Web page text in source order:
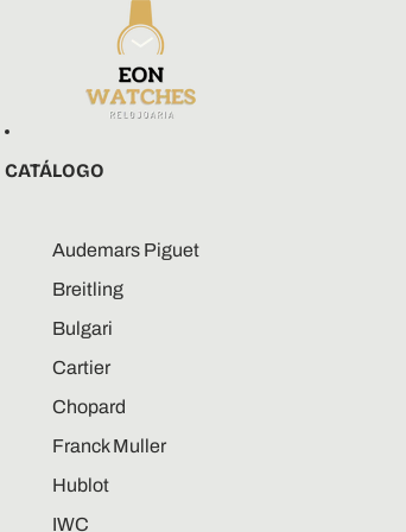
CATÁLOGO
Audemars Piguet
Breitling
Bulgari
Cartier
Chopard
Franck Muller
Hublot
IWC